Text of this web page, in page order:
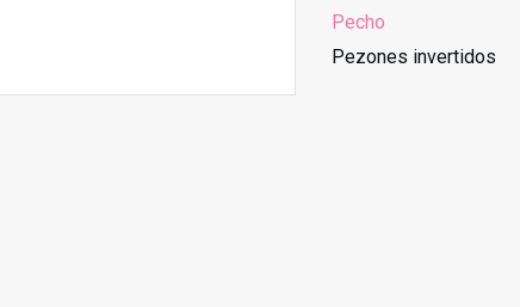
Pecho
Pezones invertidos